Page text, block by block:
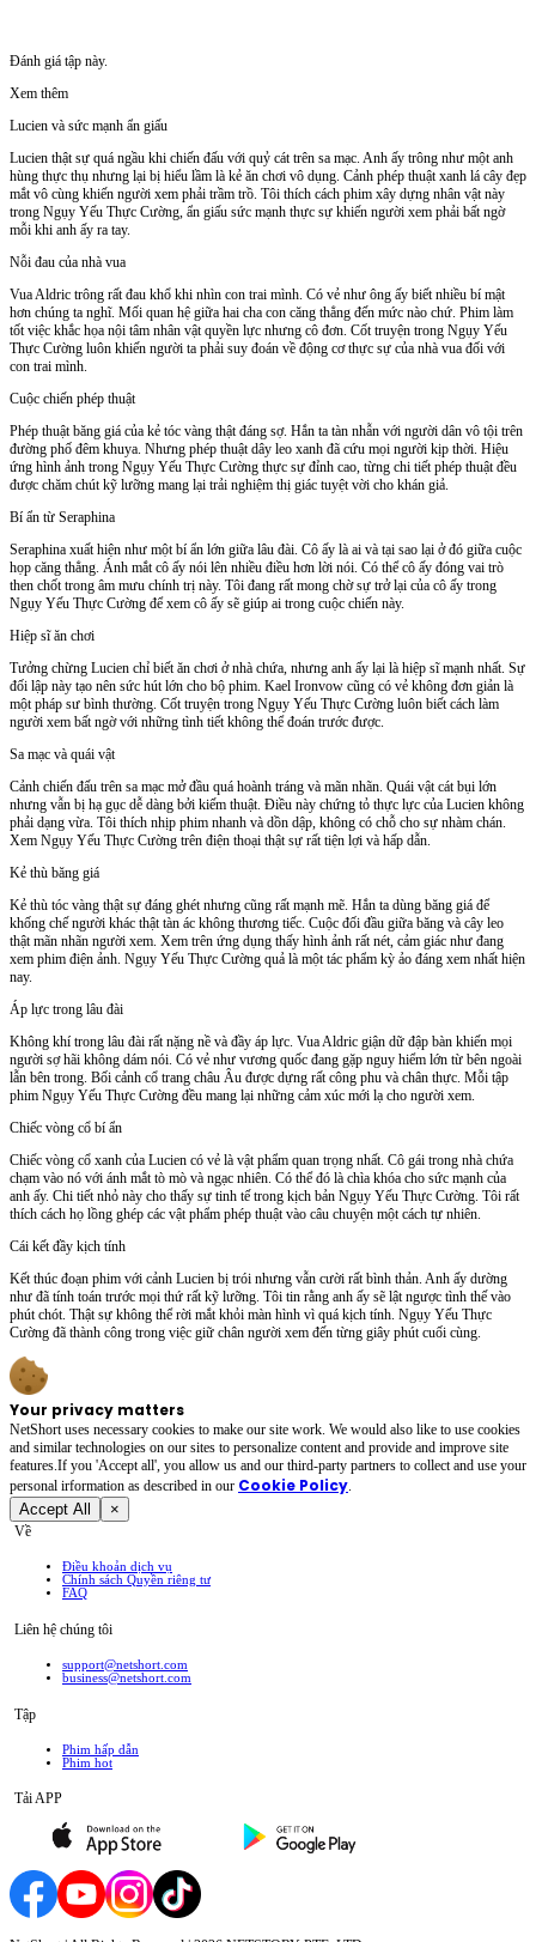
Đánh giá tập này.
Xem thêm
Lucien và sức mạnh ẩn giấu
Lucien thật sự quá ngầu khi chiến đấu với quỷ cát trên sa mạc. Anh ấy trông như một anh
hùng thực thụ nhưng lại bị hiểu lầm là kẻ ăn chơi vô dụng. Cảnh phép thuật xanh lá cây đẹp
mắt vô cùng khiến người xem phải trầm trồ. Tôi thích cách phim xây dựng nhân vật này
trong Ngụy Yếu Thực Cường, ẩn giấu sức mạnh thực sự khiến người xem phải bất ngờ
mỗi khi anh ấy ra tay.
Nỗi đau của nhà vua
Vua Aldric trông rất đau khổ khi nhìn con trai mình. Có vẻ như ông ấy biết nhiều bí mật
hơn chúng ta nghĩ. Mối quan hệ giữa hai cha con căng thẳng đến mức nào chứ. Phim làm
tốt việc khắc họa nội tâm nhân vật quyền lực nhưng cô đơn. Cốt truyện trong Ngụy Yếu
Thực Cường luôn khiến người ta phải suy đoán về động cơ thực sự của nhà vua đối với
con trai mình.
Cuộc chiến phép thuật
Phép thuật băng giá của kẻ tóc vàng thật đáng sợ. Hắn ta tàn nhẫn với người dân vô tội trên
đường phố đêm khuya. Nhưng phép thuật dây leo xanh đã cứu mọi người kịp thời. Hiệu
ứng hình ảnh trong Ngụy Yếu Thực Cường thực sự đỉnh cao, từng chi tiết phép thuật đều
được chăm chút kỹ lưỡng mang lại trải nghiệm thị giác tuyệt vời cho khán giả.
Bí ẩn từ Seraphina
Seraphina xuất hiện như một bí ẩn lớn giữa lâu đài. Cô ấy là ai và tại sao lại ở đó giữa cuộc
họp căng thẳng. Ánh mắt cô ấy nói lên nhiều điều hơn lời nói. Có thể cô ấy đóng vai trò
then chốt trong âm mưu chính trị này. Tôi đang rất mong chờ sự trở lại của cô ấy trong
Ngụy Yếu Thực Cường để xem cô ấy sẽ giúp ai trong cuộc chiến này.
Hiệp sĩ ăn chơi
Tưởng chừng Lucien chỉ biết ăn chơi ở nhà chứa, nhưng anh ấy lại là hiệp sĩ mạnh nhất. Sự
đối lập này tạo nên sức hút lớn cho bộ phim. Kael Ironvow cũng có vẻ không đơn giản là
một pháp sư bình thường. Cốt truyện trong Ngụy Yếu Thực Cường luôn biết cách làm
người xem bất ngờ với những tình tiết không thể đoán trước được.
Sa mạc và quái vật
Cảnh chiến đấu trên sa mạc mở đầu quá hoành tráng và mãn nhãn. Quái vật cát bụi lớn
nhưng vẫn bị hạ gục dễ dàng bởi kiếm thuật. Điều này chứng tỏ thực lực của Lucien không
phải dạng vừa. Tôi thích nhịp phim nhanh và dồn dập, không có chỗ cho sự nhàm chán.
Xem Ngụy Yếu Thực Cường trên điện thoại thật sự rất tiện lợi và hấp dẫn.
Kẻ thù băng giá
Kẻ thù tóc vàng thật sự đáng ghét nhưng cũng rất mạnh mẽ. Hắn ta dùng băng giá để
khống chế người khác thật tàn ác không thương tiếc. Cuộc đối đầu giữa băng và cây leo
thật mãn nhãn người xem. Xem trên ứng dụng thấy hình ảnh rất nét, cảm giác như đang
xem phim điện ảnh. Ngụy Yếu Thực Cường quả là một tác phẩm kỳ ảo đáng xem nhất hiện
nay.
Áp lực trong lâu đài
Không khí trong lâu đài rất nặng nề và đầy áp lực. Vua Aldric giận dữ đập bàn khiến mọi
người sợ hãi không dám nói. Có vẻ như vương quốc đang gặp nguy hiểm lớn từ bên ngoài
lẫn bên trong. Bối cảnh cổ trang châu Âu được dựng rất công phu và chân thực. Mỗi tập
phim Ngụy Yếu Thực Cường đều mang lại những cảm xúc mới lạ cho người xem.
Chiếc vòng cổ bí ẩn
Chiếc vòng cổ xanh của Lucien có vẻ là vật phẩm quan trọng nhất. Cô gái trong nhà chứa
chạm vào nó với ánh mắt tò mò và ngạc nhiên. Có thể đó là chìa khóa cho sức mạnh của
anh ấy. Chi tiết nhỏ này cho thấy sự tinh tế trong kịch bản Ngụy Yếu Thực Cường. Tôi rất
thích cách họ lồng ghép các vật phẩm phép thuật vào câu chuyện một cách tự nhiên.
Cái kết đầy kịch tính
Kết thúc đoạn phim với cảnh Lucien bị trói nhưng vẫn cười rất bình thản. Anh ấy dường
như đã tính toán trước mọi thứ rất kỹ lưỡng. Tôi tin rằng anh ấy sẽ lật ngược tình thế vào
phút chót. Thật sự không thể rời mắt khỏi màn hình vì quá kịch tính. Ngụy Yếu Thực
Cường đã thành công trong việc giữ chân người xem đến từng giây phút cuối cùng.
Your privacy matters
NetShort uses necessary cookies to make our site work. We would also like to use cookies
and similar technologies on our sites to personalize content and provide and improve site
features.If you 'Accept all', you allow us and our third-party partners to collect and use your
personal irformation as described in our Cookie Policy.
Accept All ×
Về
Điều khoản dịch vụ
Chính sách Quyền riêng tư
FAQ
Liên hệ chúng tôi
support@netshort.com
business@netshort.com
Tập
Phim hấp dẫn
Phim hot
Tải APP